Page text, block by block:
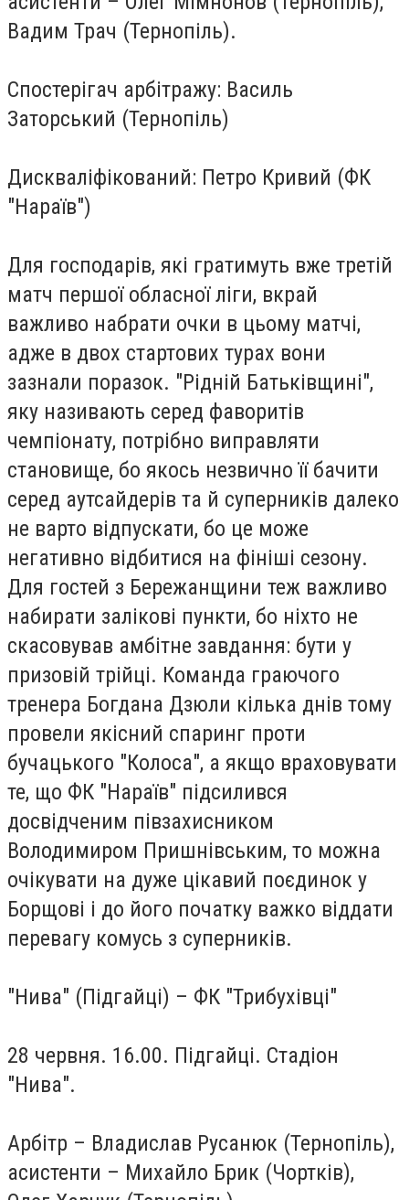
Вадим Трач (Тернопіль).
Спостерігач арбітражу: Василь
Заторський (Тернопіль)
Дискваліфікований: Петро Кривий (ФК
"Нараїв")
Для господарів, які гратимуть вже третій
матч першої обласної ліги, вкрай
важливо набрати очки в цьому матчі,
адже в двох стартових турах вони
зазнали поразок. "Рідній Батьківщині",
яку називають серед фаворитів
чемпіонату, потрібно виправляти
становище, бо якось незвично її бачити
серед аутсайдерів та й суперників далеко
не варто відпускати, бо це може
негативно відбитися на фініші сезону.
Для гостей з Бережанщини теж важливо
набирати залікові пункти, бо ніхто не
скасовував амбітне завдання: бути у
призовій трійці. Команда граючого
тренера Богдана Дзюли кілька днів тому
провели якісний спаринг проти
бучацького "Колоса", а якщо враховувати
те, що ФК "Нараїв" підсилився
досвідченим півзахисником
Володимиром Пришнівським, то можна
очікувати на дуже цікавий поєдинок у
Борщові і до його початку важко віддати
перевагу комусь з суперників.
"Нива" (Підгайці) – ФК "Трибухівці"
28 червня. 16.00. Підгайці. Стадіон
"Нива".
Арбітр – Владислав Русанюк (Тернопіль),
асистенти – Михайло Брик (Чортків),